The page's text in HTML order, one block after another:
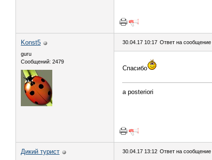
Konst5
guru
Сообщений: 2479
30.04.17 10:17 Ответ на сообщение
Спасибо
а posteriori
Дикий турист 30.04.17 13:12 Ответ на сообщение